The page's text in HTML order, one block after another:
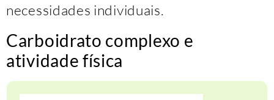
necessidades individuais.
Carboidrato complexo e
atividade física